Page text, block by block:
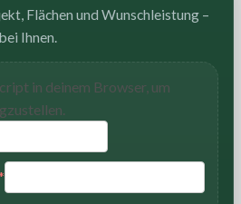
Flächen und Wunschleistung –
Ihnen.
in deinem Browser, um